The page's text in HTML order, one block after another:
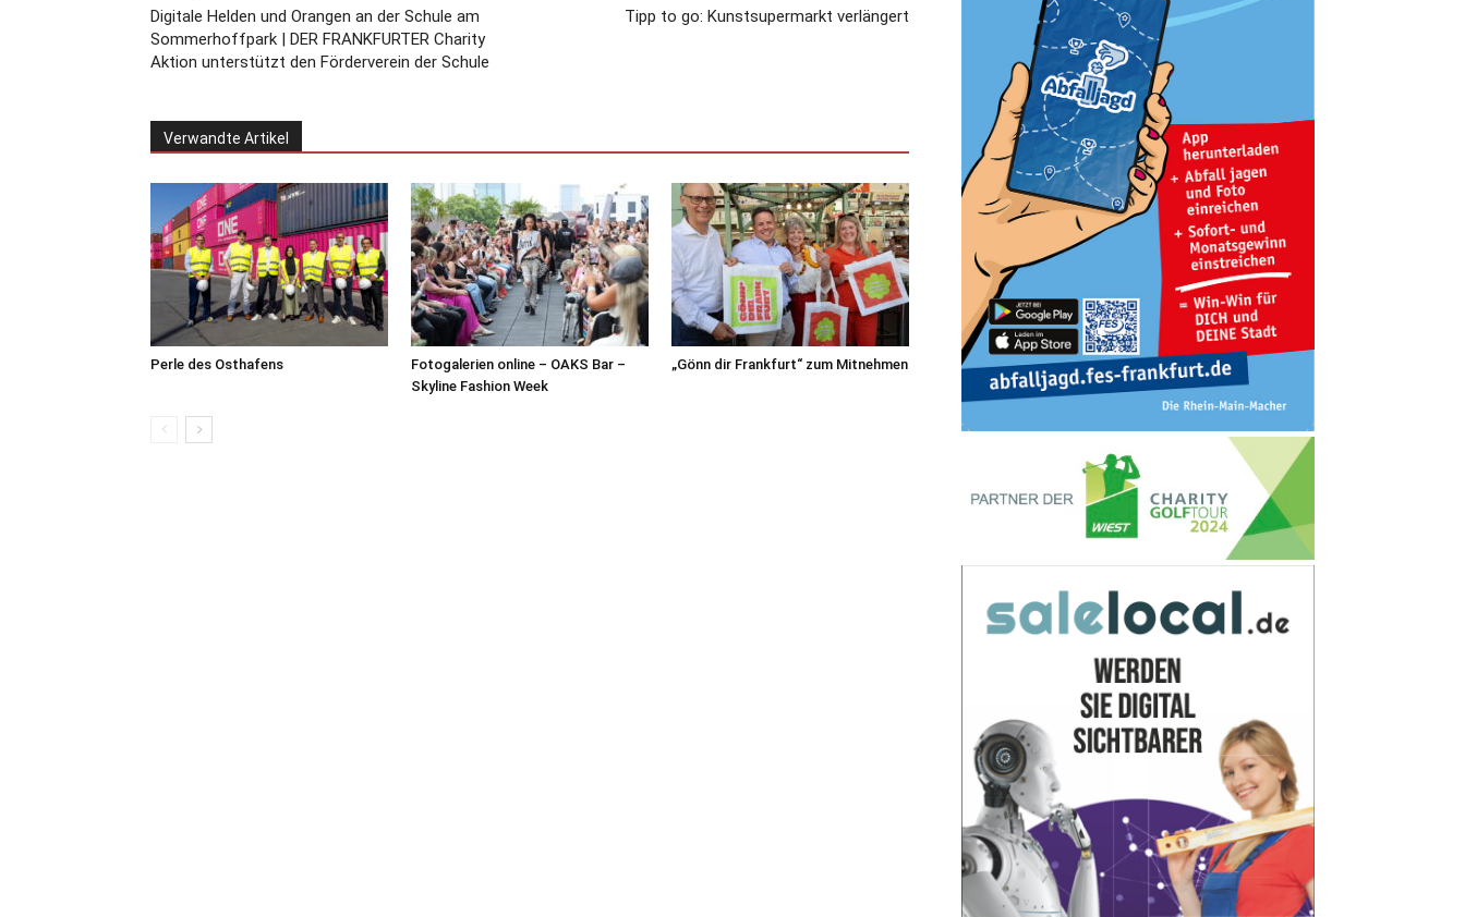
Digitale Helden und Orangen an der Schule am
Sommerhoffpark | DER FRANKFURTER Charity
Aktion unterstützt den Förderverein der Schule
Tipp to go: Kunstsupermarkt verlängert
Verwandte Artikel
Perle des Osthafens
Fotogalerien online – OAKS Bar –
Skyline Fashion Week
„Gönn dir Frankfurt“ zum Mitnehmen